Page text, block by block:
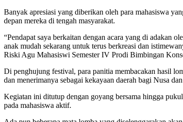
Banyak apresiasi yang diberikan oleh para mahasiswa
depan mereka di tengah masyarakat.
“Pendapat saya berkaitan dengan acara yang di adakan
anak mudah sekarang untuk terus berkreasi dan
Riski Agu Mahasiswi Semester IV Prodi Bimbingan
Di penghujung festival, para panitia membacakan hasil
dan menerimanya sebagai kekayaan daerah bagi Nusa
Kegiatan ini ditutup dengan goyang bersama hingga
pada mahasiswa aktif.